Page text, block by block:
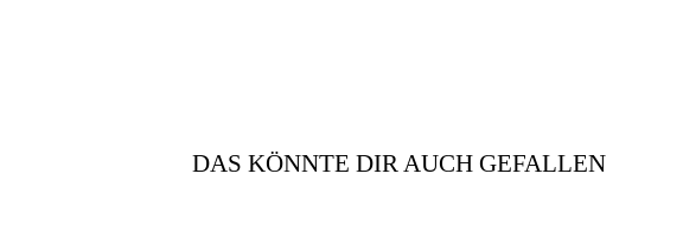
DAS KÖNNTE DIR AUCH GEFALLEN